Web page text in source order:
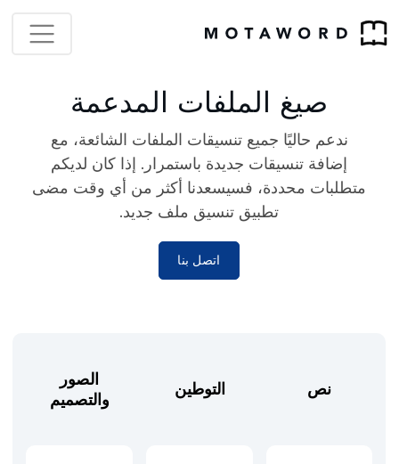
صيغ الملفات المدعمة
ندعم حاليًا جميع تنسيقات الملفات الشائعة، مع
إضافة تنسيقات جديدة باستمرار. إذا كان لديكم
متطلبات محددة، فسيسعدنا أكثر من أي وقت مضى
تطبيق تنسيق ملف جديد.
اتصل بنا
نص التوطين
الصور
والتصميم